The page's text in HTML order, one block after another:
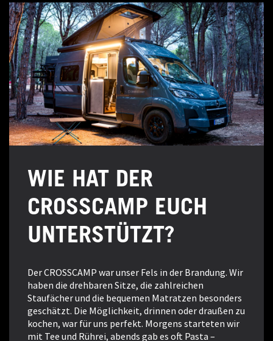
WIE HAT DER
CROSSCAMP EUCH
UNTERSTÜTZT?
Der CROSSCAMP war unser Fels in der Brandung. Wir
haben die drehbaren Sitze, die zahlreichen
Staufächer und die bequemen Matratzen besonders
geschätzt. Die Möglichkeit, drinnen oder draußen zu
kochen, war für uns perfekt. Morgens starteten wir
mit Tee und Rührei, abends gab es oft Pasta –